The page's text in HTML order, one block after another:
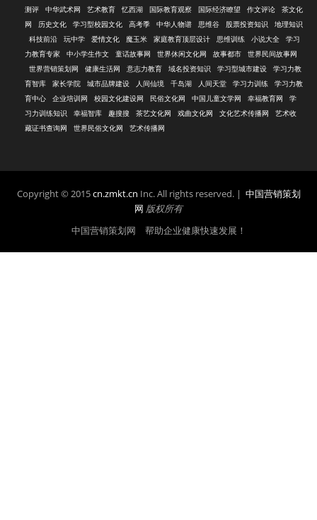
测评
中华武术网 艺术教育 忆西湖 国际教育观察 国际经济瞭望 作文评论
茶文化
网
历史文化 学习型校园文化 高考季 中华人物谱 思维谷 股票投资知识
地理知识
科技前沿
玩中学 爱情文化 魔玉米 家庭教育顶层设计 思维训练 小说大全
学习
力教育专家
中小学生作文 童话故事网 世界休闲文化网 故事都市
世界民间故事网
世界营销策划网
健康生活网 意志力教育 域名投资知识 学习型城市建设
学习力教
育智库
家长学院 城市品牌建设 人间仙境 千岛湖 人间天堂 学习力训练
学习力教
育中心
企业培训网 校园文化建设网 民俗文化网 中国儿童文学网 幸福教育网
学
习力训练知识
幸福智库 趣搜搜 茶艺文化网 戏曲文化网 文化艺术传播网
艺术收
藏证书查询网
世界民俗文化网 艺术传播网
Copyright © 2015cn.zmkt.cn Inc. All rights reserved. | 中国营销策划
网 版权所有
中国营销策划网 帮助企业健康快速发展！